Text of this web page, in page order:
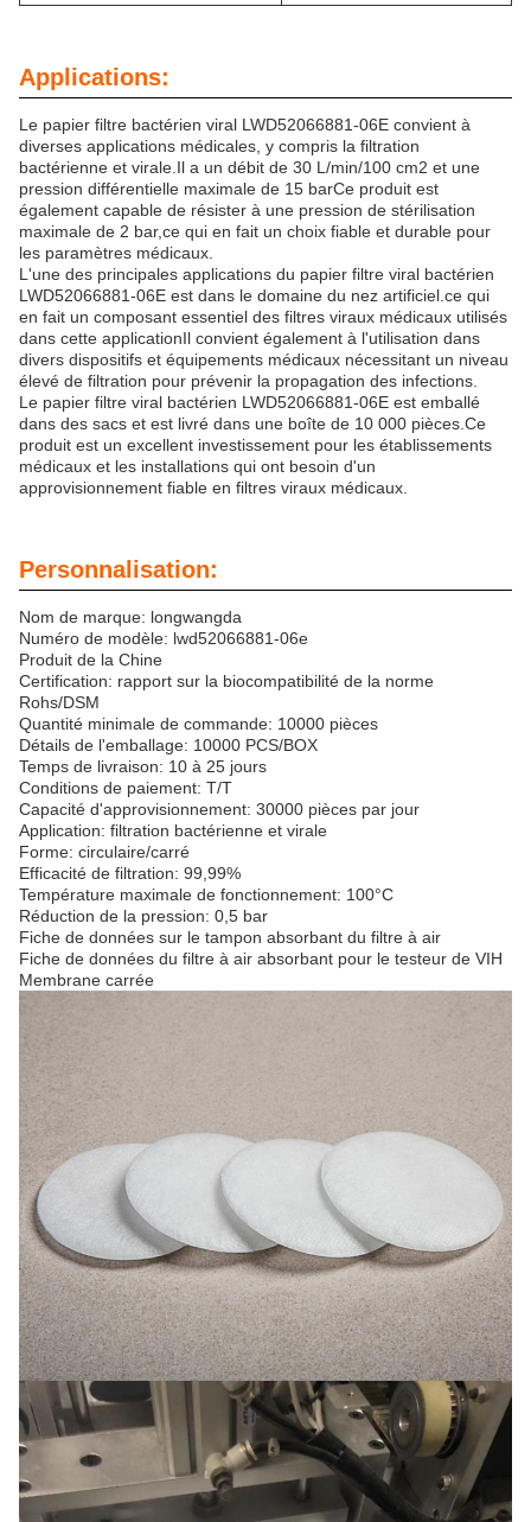
Applications:
Le papier filtre bactérien viral LWD52066881-06E convient à
diverses applications médicales, y compris la filtration
bactérienne et virale.Il a un débit de 30 L/min/100 cm2 et une
pression différentielle maximale de 15 barCe produit est
également capable de résister à une pression de stérilisation
maximale de 2 bar,ce qui en fait un choix fiable et durable pour
les paramètres médicaux.
L'une des principales applications du papier filtre viral bactérien
LWD52066881-06E est dans le domaine du nez artificiel.ce qui
en fait un composant essentiel des filtres viraux médicaux utilisés
dans cette applicationIl convient également à l'utilisation dans
divers dispositifs et équipements médicaux nécessitant un niveau
élevé de filtration pour prévenir la propagation des infections.
Le papier filtre viral bactérien LWD52066881-06E est emballé
dans des sacs et est livré dans une boîte de 10 000 pièces.Ce
produit est un excellent investissement pour les établissements
médicaux et les installations qui ont besoin d'un
approvisionnement fiable en filtres viraux médicaux.
Personnalisation:
Nom de marque: longwangda
Numéro de modèle: lwd52066881-06e
Produit de la Chine
Certification: rapport sur la biocompatibilité de la norme
Rohs/DSM
Quantité minimale de commande: 10000 pièces
Détails de l'emballage: 10000 PCS/BOX
Temps de livraison: 10 à 25 jours
Conditions de paiement: T/T
Capacité d'approvisionnement: 30000 pièces par jour
Application: filtration bactérienne et virale
Forme: circulaire/carré
Efficacité de filtration: 99,99%
Température maximale de fonctionnement: 100°C
Réduction de la pression: 0,5 bar
Fiche de données sur le tampon absorbant du filtre à air
Fiche de données du filtre à air absorbant pour le testeur de VIH
Membrane carrée